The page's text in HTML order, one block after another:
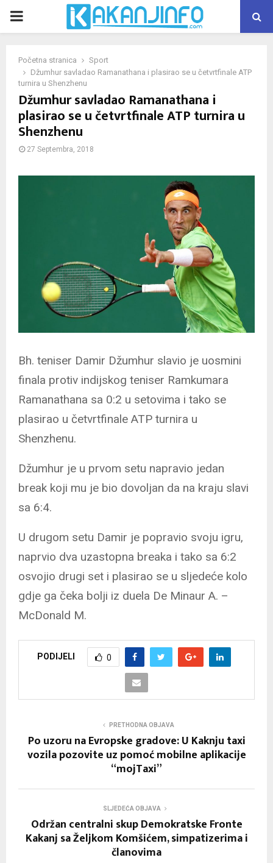
PRIMARY
Početna stranica
Sport
Džumhur savladao Ramanathana i plasirao se u četvrtfinale ATP
turnira u Shenzhenu
Džumhur savladao Ramanathana i
plasirao se u četvrtfinale ATP turnira u
Shenzhenu
27 Septembra, 2018
Bh. teniser Damir Džumhur slavio je uosmini
finala protiv indijskog teniser Ramkumara
Ramanathana sa 0:2 u setovima i tako se
plasirao u četvrtfinale ATP turnira u
Shenzhenu.
Džumhur je u prvom setu napravio jedan
break koji mu je bio dovoljan da na kraju slavi
sa 6:4.
U drugom setu Damir je popravio svoju igru,
naprvio dva uzastopna breaka i tako sa 6:2
osvojio drugi set i plasirao se u sljedeće kolo
gdje ga čeka bolji iz duela De Minaur A. –
McDonald M.
PODIJELI 0
PRETHODNA OBJAVA
Po uzoru na Evropske gradove: U Kaknju taxi
vozila pozovite uz pomoć mobilne aplikacije
“mojTaxi”
SLJEDEĆA OBJAVA
Održan centralni skup Demokratske Fronte
Kakanj sa Željkom Komšićem, simpatizerima i
članovima